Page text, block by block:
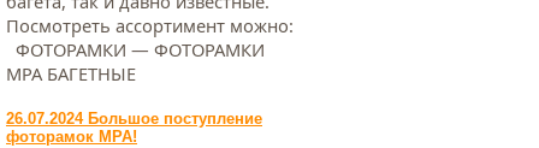
Посмотреть ассортимент можно:
ФОТОРАМКИ — ФОТОРАМКИ
МРА БАГЕТНЫЕ
26.07.2024 Большое поступление
фоторамок МРА!